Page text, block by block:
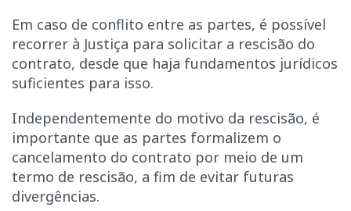
Em caso de conflito entre as partes, é possível
recorrer à Justiça para solicitar a rescisão do
contrato, desde que haja fundamentos jurídicos
suficientes para isso.
Independentemente do motivo da rescisão, é
importante que as partes formalizem o
cancelamento do contrato por meio de um
termo de rescisão, a fim de evitar futuras
divergências.